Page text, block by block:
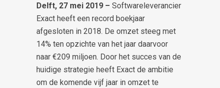
Delft, 27 mei 2019 – Softwareleverancier
Exact heeft een record boekjaar
afgesloten in 2018. De omzet steeg met
14% ten opzichte van het jaar daarvoor
naar €209 miljoen. Door het succes van de
huidige strategie heeft Exact de ambitie
om de komende vijf jaar in omzet te